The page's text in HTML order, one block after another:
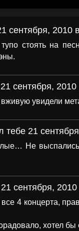
сентября, 2010
стоять на
сентября,
вживую увидели
тебе 21
Не
сентября,
4 концерта,
хотел